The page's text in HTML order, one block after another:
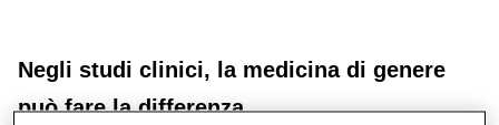
Negli studi clinici, la medicina di genere
può fare la differenza